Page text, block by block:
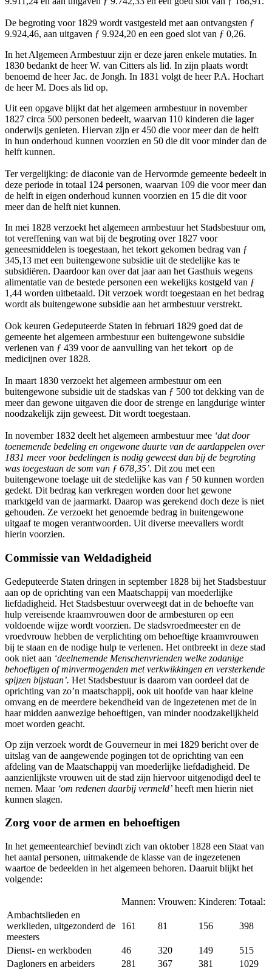
De begroting voor 1829 wordt vastgesteld met aan ontvangsten ƒ
9.924,46, aan uitgaven ƒ 9.924,20 en een goed slot van ƒ 0,26.
In het Algemeen Armbestuur zijn er deze jaren enkele mutaties. In
1830 bedankt de heer W. van Citters als lid. In zijn plaats wordt
benoemd de heer Jac. de Jongh. In 1831 volgt de heer P.A. Hochart
de heer M. Does als lid op.
Uit een opgave blijkt dat het algemeen armbestuur in november
1827 circa 500 personen bedeelt, waarvan 110 kinderen die lager
onderwijs genieten. Hiervan zijn er 450 die voor meer dan de helft
in hun onderhoud kunnen voorzien en 50 die dit voor minder dan de
helft kunnen.
Ter vergelijking: de diaconie van de Hervormde gemeente bedeelt in
deze periode in totaal 124 personen, waarvan 109 die voor meer dan
de helft in eigen onderhoud kunnen voorzien en 15 die dit voor
meer dan de helft niet kunnen.
In mei 1828 verzoekt het algemeen armbestuur het Stadsbestuur om,
tot vereffening van wat bij de begroting over 1827 voor
geneesmiddelen is toegestaan, het tekort gekomen bedrag van ƒ
345,13 met een buitengewone subsidie uit de stedelijke kas te
subsidiëren. Daardoor kan over dat jaar aan het Gasthuis wegens
alimentatie van de bestede personen een wekelijks kostgeld van ƒ
1,44 worden uitbetaald. Dit verzoek wordt toegestaan en het bedrag
wordt als buitengewone subsidie aan het armbestuur verstrekt.
Ook keuren Gedeputeerde Staten in februari 1829 goed dat de
gemeente het algemeen armbestuur een buitengewone subsidie
verlenen van ƒ 439 voor de aanvulling van het tekort op de
medicijnen over 1828.
In maart 1830 verzoekt het algemeen armbestuur om een
buitengewone subsidie uit de stadskas van ƒ 500 tot dekking van de
meer dan gewone uitgaven die door de strenge en langdurige winter
noodzakelijk zijn geweest. Dit wordt toegestaan.
In november 1832 deelt het algemeen armbestuur mee ‘dat door
toenemende bedeling en ongewone duurte van de aardappelen over
1831 meer voor bedelingen is nodig geweest dan bij de begroting
was toegestaan de som van ƒ 678,35’. Dit zou met een
buitengewone toelage uit de stedelijke kas van ƒ 50 kunnen worden
gedekt. Dit bedrag kan verkregen worden door het gewone
marktgeld van de jaarmarkt. Daarop was gerekend doch deze is niet
gehouden. Ze verzoekt het genoemde bedrag in buitengewone
uitgaaf te mogen verantwoorden. Uit diverse meevallers wordt
hierin voorzien.
Commissie van Weldadigheid
Gedeputeerde Staten dringen in september 1828 bij het Stadsbestuur
aan op de oprichting van een Maatschappij van moederlijke
liefdadigheid. Het Stadsbestuur overweegt dat in de behoefte van
hulp vereisende kraamvrouwen door de armbesturen op een
voldoende wijze wordt voorzien. De stadsvroedmeester en de
vroedvrouw hebben de verplichting om behoeftige kraamvrouwen
bij te staan en de nodige hulp te verlenen. Het ontbreekt in deze stad
ook niet aan ‘deelnemende Menschenvrienden welke zodanige
behoeftigen of minvermogenden met verkwikkingen en versterkende
spijzen bijstaan’. Het Stadsbestuur is daarom van oordeel dat de
oprichting van zo’n maatschappij, ook uit hoofde van haar kleine
omvang en de meerdere bekendheid van de ingezetenen met de in
haar midden aanwezige behoeftigen, van minder noodzakelijkheid
moet worden geacht.
Op zijn verzoek wordt de Gouverneur in mei 1829 bericht over de
uitslag van de aangewende pogingen tot de oprichting van een
afdeling van de Maatschappij van moederlijke liefdadigheid. De
aanzienlijkste vrouwen uit de stad zijn hiervoor uitgenodigd deel te
nemen. Maar ‘om redenen daarbij vermeld’ heeft men hierin niet
kunnen slagen.
Zorg voor de armen en behoeftigen
In het gemeentearchief bevindt zich van oktober 1828 een Staat van
het aantal personen, uitmakende de klasse van de ingezetenen
waartoe de bedeelden in het algemeen behoren. Daaruit blijkt het
volgende:
Mannen: Vrouwen: Kinderen: Totaal:
Ambachtslieden en
werklieden, uitgezonderd de
meesters
161 81 156 398
Dienst- en werkboden 46 320 149
515
Dagloners en arbeiders
281 367 381
1029